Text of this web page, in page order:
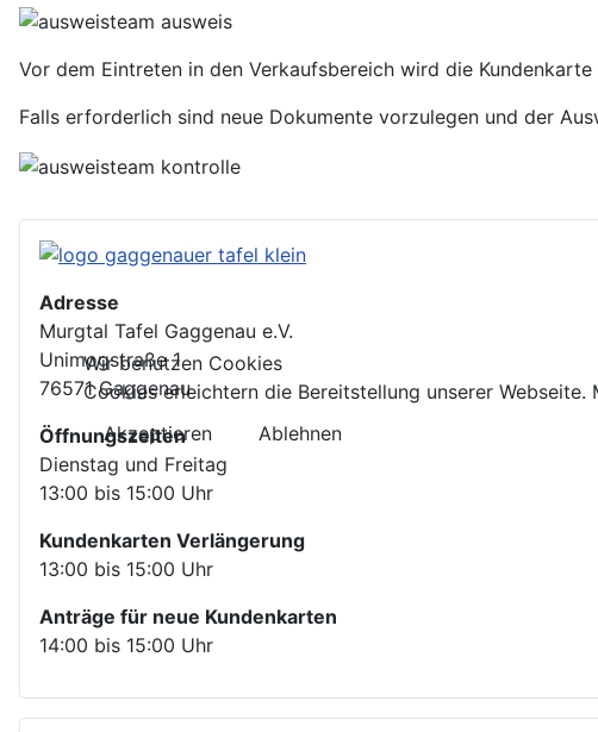
Adresse
Murgtal Tafel Gaggenau e.V.
Unimogstraße 1
76571 Gaggenau
Öffnungszeiten
Dienstag und Freitag
13:00 bis 15:00 Uhr
Kundenkarten Verlängerung
13:00 bis 15:00 Uhr
Anträge für neue Kundenkarten
14:00 bis 15:00 Uhr
Vor dem Eintreten in den Verkaufsbereich wird die
Falls erforderlich sind neue Dokumente vorzulegen und der
Wir benutzen Cookies
Cookies erleichtern die Bereitstellung unserer
Akzeptieren
Ablehnen